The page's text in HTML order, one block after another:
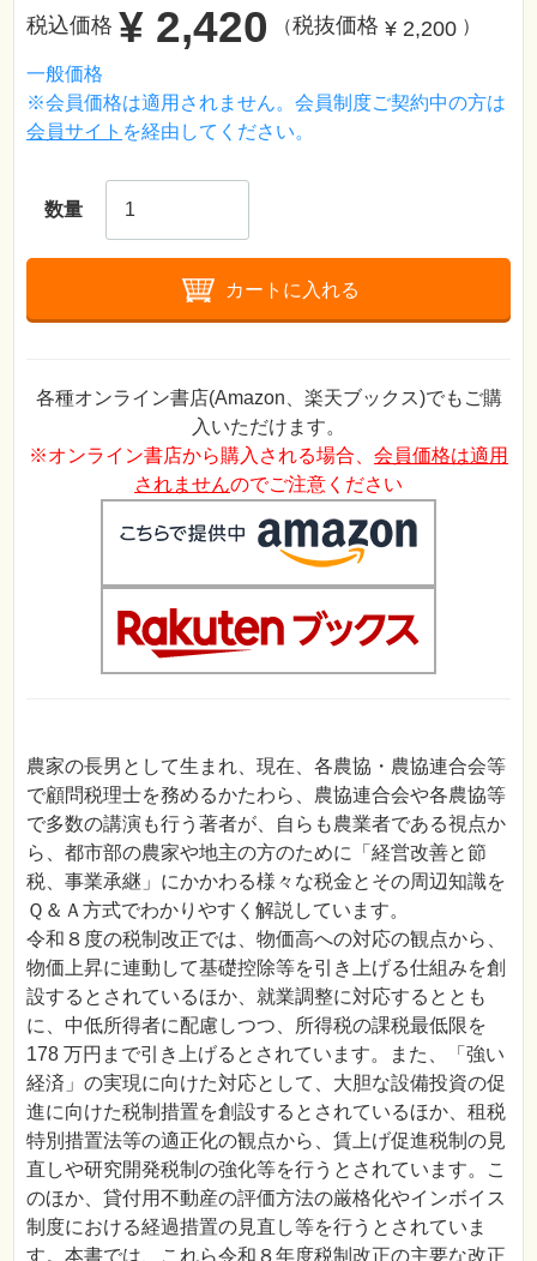
税込価格 ¥ 2,420 （税抜価格 ¥ 2,200 ）
一般価格
※会員価格は適用されません。会員制度ご契約中の方は
会員サイト を経由してください。
数量
カートに入れる
各種オンライン書店(Amazon、楽天ブックス)でもご購
入いただけます。
※オンライン書店から購入される場合、 会員価格は適用
されませんのでご注意ください
農家の長男として生まれ、現在、各農協・農協連合会等
で顧問税理士を務めるかたわら、農協連合会や各農協等
で多数の講演も行う著者が、自らも農業者である視点か
ら、都市部の農家や地主の方のために「経営改善と節
税、事業承継」にかかわる様々な税金とその周辺知識を
Ｑ＆Ａ方式でわかりやすく解説しています。
令和８度の税制改正では、物価高への対応の観点から、
物価上昇に連動して基礎控除等を引き上げる仕組みを創
設するとされているほか、就業調整に対応するととも
に、中低所得者に配慮しつつ、所得税の課税最低限を
178 万円まで引き上げるとされています。また、「強い
経済」の実現に向けた対応として、大胆な設備投資の促
進に向けた税制措置を創設するとされているほか、租税
特別措置法等の適正化の観点から、賃上げ促進税制の見
直しや研究開発税制の強化等を行うとされています。こ
のほか、貸付用不動産の評価方法の厳格化やインボイス
制度における経過措置の見直し等を行うとされていま
す。本書では、これら令和８年度税制改正の主要な改正